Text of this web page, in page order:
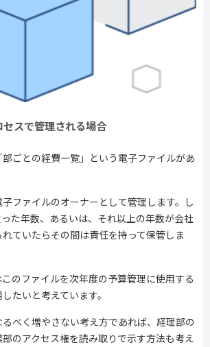
スで管理される場合
ごとの経費一覧」という電子ファイルがあ
ファイルのオーナーとして管理します。し
た年数、あるいは、それ以上の年数が会社
ていたらその間は責任を持って保管しま
のファイルを次年度の予算管理に使用する
たいと考えています。
べく増やさない考え方であれば、経理部の
のアクセス権を読み取りで示す方法も考え